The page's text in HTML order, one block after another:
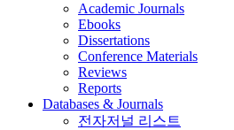
Academic Journals
Ebooks
Dissertations
Conference Materials
Reviews
Reports
Databases & Journals
전자저널 리스트